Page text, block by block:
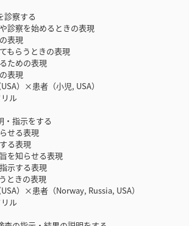
察する
診察を始めるときの表現
表現
もらうときの表現
ための表現
表現
）×患者（小児, USA）
ル
指示をする
せる表現
る表現
を知らせる表現
示する表現
ときの表現
）×患者（Norway, Russia, USA）
ル